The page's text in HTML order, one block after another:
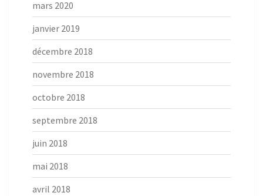
mars 2020
janvier 2019
décembre 2018
novembre 2018
octobre 2018
septembre 2018
juin 2018
mai 2018
avril 2018